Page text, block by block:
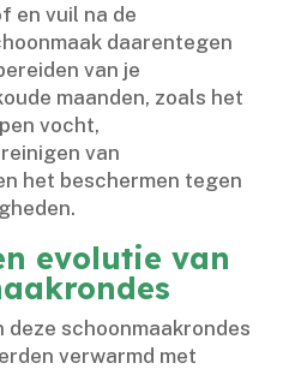
en vuil na de
daarentegen
van je
maanden, zoals het
vocht,
van
het beschermen tegen
evolutie van
deze schoonmaakrondes
verwarmd met